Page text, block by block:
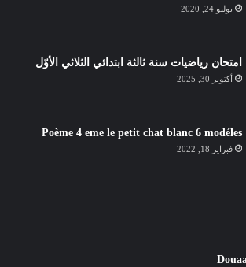
يوليو 24, 2020
امتحان رياضيات سنة ثالثة ابتدائي الثلاثي الأوّل‎
أكتوبر 30, 2025
Poème 4 eme le petit chat blanc 6 modéles
فبراير 18, 2022